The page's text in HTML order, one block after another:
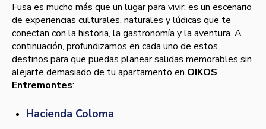
Fusa es mucho más que un lugar para vivir: es un escenario
de experiencias culturales, naturales y lúdicas que te
conectan con la historia, la gastronomía y la aventura. A
continuación, profundizamos en cada uno de estos
destinos para que puedas planear salidas memorables sin
alejarte demasiado de tu apartamento en OIKOS
Entremontes:
Hacienda Coloma